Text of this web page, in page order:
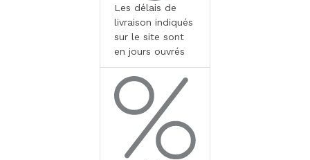
Les délais de
livraison indiqués
sur le site sont
en jours ouvrés